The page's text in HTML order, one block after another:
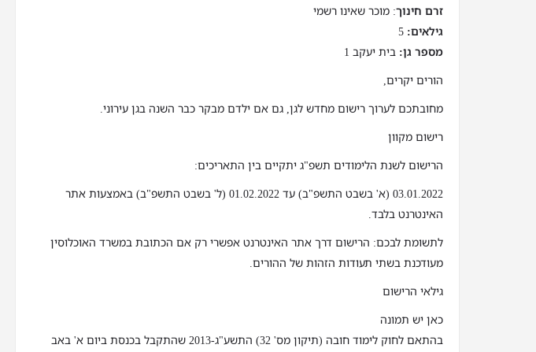
זרם חינוך: מוכר שאינו רשמי
גילאים:
מספר גן: בית יעקב 1
הורים יקרים,
מחובתכם לערוך רישום מחדש לגן, גם אם ילדם מבקר כבר השנה בגן עירוני.
רישום מקוון
הרישום לשנת הלימודים תשפ"ג יתקיים בין התאריכים:
03.01.2022 (א' בשבט התשפ"ב) עד 01.02.2022 (ל' בשבט התשפ"ב) באמצעות אתר
האינטרנט בלבד.
לתשומת לבכם: הרישום דרך אתר האינטרנט אפשרי רק אם הכתובת במשרד האוכלוסין
מעודכנת בשתי תעודות הזהות של ההורים.
גילאי הרישום
כאן יש תמונה
בהתאם לחוק לימוד חובה (תיקון מס' 32) התשע"ג-2013 שהתקבל בכנסת ביום א' באב